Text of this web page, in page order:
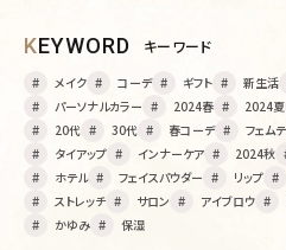
KEYWORD キーワード
メイク コーデ ギフト 新生活
パーソナルカラー
2024春 2024夏
20代
30代 春コーデ フェム
タイアップ
インナーケア 2024秋
ホテル
フェイスパウダー リップ
ストレッチ
サロン アイブロウ
かゆみ
保湿